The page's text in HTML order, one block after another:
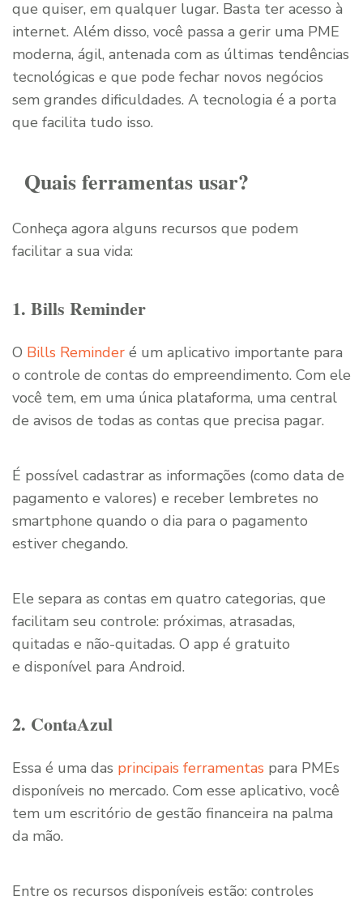
que quiser, em qualquer lugar. Basta ter acesso à
internet. Além disso, você passa a gerir uma PME
moderna, ágil, antenada com as últimas tendências
tecnológicas e que pode fechar novos negócios
sem grandes dificuldades. A tecnologia é a porta
que facilita tudo isso.
Quais ferramentas usar?
Conheça agora alguns recursos que podem
facilitar a sua vida:
1. Bills Reminder
O Bills Reminder é um aplicativo importante para
o controle de contas do empreendimento. Com ele
você tem, em uma única plataforma, uma central
de avisos de todas as contas que precisa pagar.
É possível cadastrar as informações (como data de
pagamento e valores) e receber lembretes no
smartphone quando o dia para o pagamento
estiver chegando.
Ele separa as contas em quatro categorias, que
facilitam seu controle: próximas, atrasadas,
quitadas e não-quitadas. O app é gratuito
e disponível para Android.
2. ContaAzul
Essa é uma das principais ferramentas para PMEs
disponíveis no mercado. Com esse aplicativo, você
tem um escritório de gestão financeira na palma
da mão.
Entre os recursos disponíveis estão: controles